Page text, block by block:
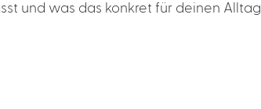
und was das konkret für deinen Alltag